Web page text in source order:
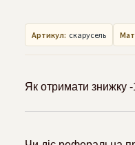
Артикул: скарусель
Як отримати знижку